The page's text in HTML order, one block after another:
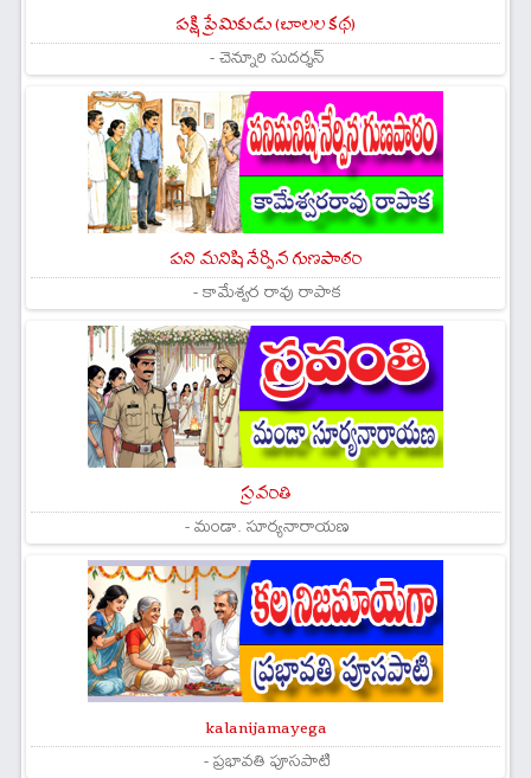
పక్షి ప్రేమికుడు (బాలల కథ)
- చెన్నూరి సుదర్శన్
పని మనిషి నేర్పిన గుణపాఠం
- కామేశ్వర రావు రాపాక
స్రవంతి
- మండా. సూర్యనారాయణ
kalanijamayega
- ప్రభావతి పూసపాటి